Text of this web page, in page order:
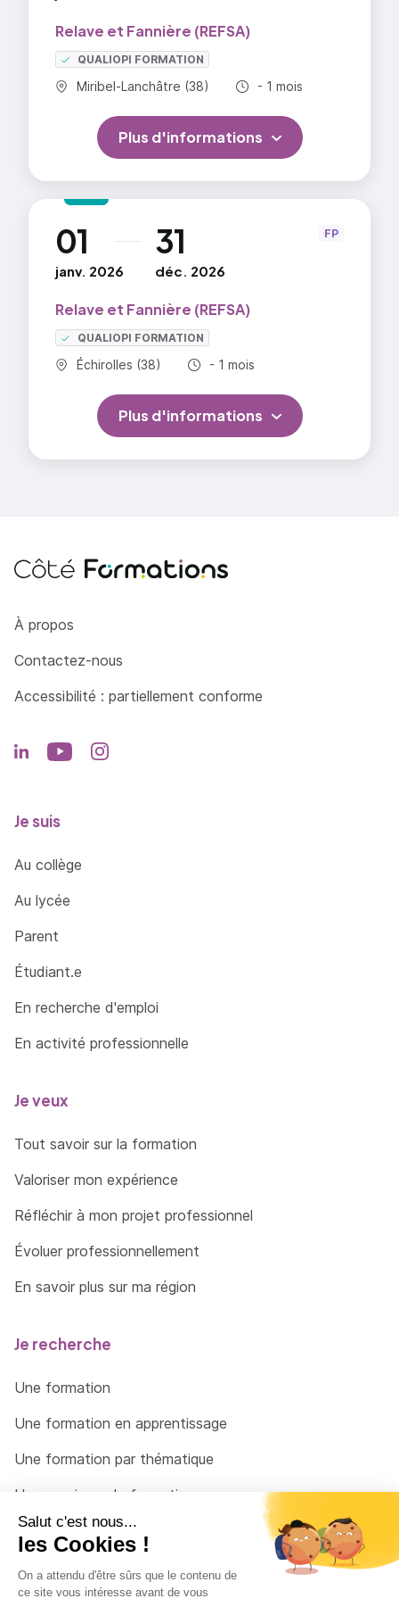
Relave et Fannière (REFSA)
QUALIOPI FORMATION
Commune :
Miribel-Lanchâtre (38) Durée totale :
- 1 mois
Plus d'informations
01
janv. 2026
au 31
déc. 2026
Relave et Fannière (REFSA)
QUALIOPI FORMATION
Commune :
Échirolles (38) Durée totale :
- 1 mois
FP
Plus d'informations
Côté Formations
À propos
Contactez-nous
Accessibilité : partiellement conforme
Je suis
Au collège
Au lycée
Parent
Étudiant.e
En recherche d'emploi
En activité professionnelle
Je veux
Tout savoir sur la formation
Valoriser mon expérience
Réfléchir à mon projet professionnel
Évoluer professionnellement
En savoir plus sur ma région
Je recherche
Une formation
Une formation en apprentissage
Une formation par thématique
Un organisme de formation
Un conseiller